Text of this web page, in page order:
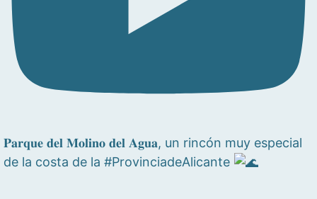
𝐏𝐚𝐫𝐪𝐮𝐞 𝐝𝐞𝐥 𝐌𝐨𝐥𝐢𝐧𝐨 𝐝𝐞𝐥 𝐀𝐠𝐮𝐚, un rincón muy especial
de la costa de la #ProvinciadeAlicante